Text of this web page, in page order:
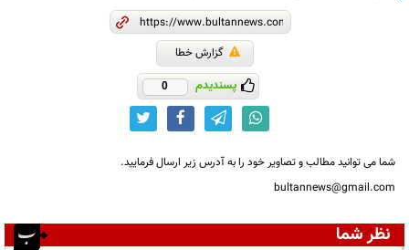
گزارش خطا
پسندیدم 0
شما می توانید مطالب و تصاویر خود را به آدرس زیر ارسال فرمایید.
bultannews@gmail.com
نظر شما